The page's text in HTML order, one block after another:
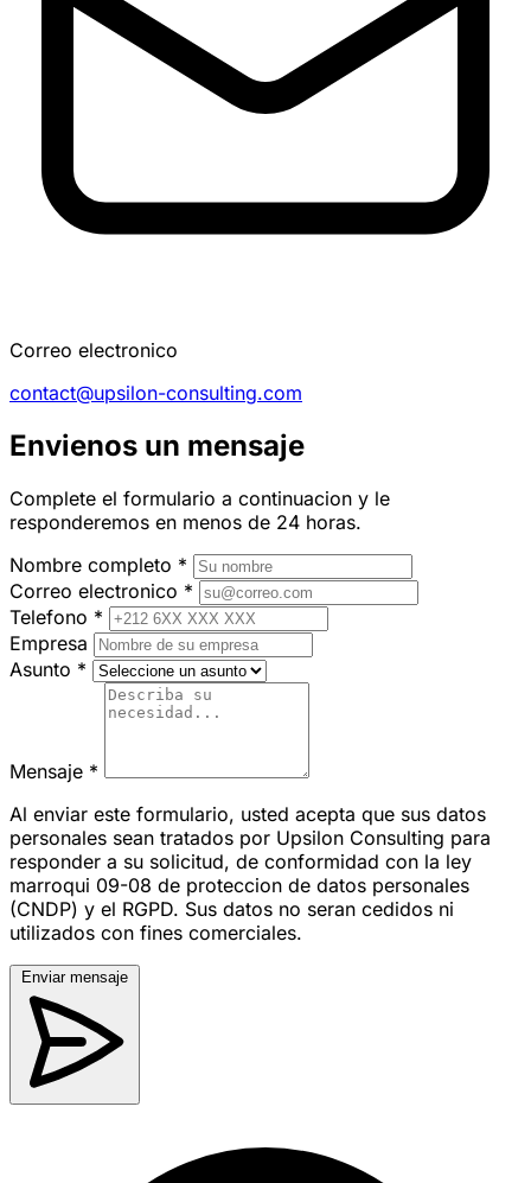
Correo electronico
contact@upsilon-consulting.com
Envienos un mensaje
Complete el formulario a continuacion y le
responderemos en menos de 24 horas.
Nombre completo *
Correo electronico *
Telefono *
Empresa
Asunto *
Mensaje *
Al enviar este formulario, usted acepta que sus datos
personales sean tratados por Upsilon Consulting para
responder a su solicitud, de conformidad con la ley
marroqui 09-08 de proteccion de datos personales
(CNDP) y el RGPD. Sus datos no seran cedidos ni
utilizados con fines comerciales.